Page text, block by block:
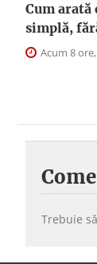
Cum
simplă,
Acum 8
Trebuie